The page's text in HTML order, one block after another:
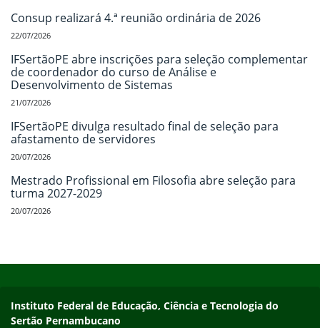
Consup realizará 4.ª reunião ordinária de 2026
22/07/2026
IFSertãoPE abre inscrições para seleção complementar
de coordenador do curso de Análise e
Desenvolvimento de Sistemas
21/07/2026
IFSertãoPE divulga resultado final de seleção para
afastamento de servidores
20/07/2026
Mestrado Profissional em Filosofia abre seleção para
turma 2027-2029
20/07/2026
Endereço
Instituto Federal de Educação, Ciência e Tecnologia do
Sertão Pernambucano